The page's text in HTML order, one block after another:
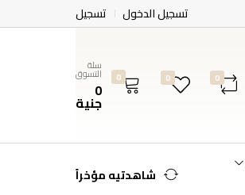
تسجيل الدخول تسجيل
0
0
0
سلة
التسوق
0
جنية
شاهدتيه مؤخراً